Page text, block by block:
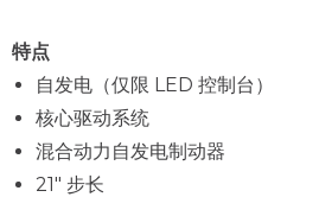
特点
自发电（仅限 LED 控制台）
核心驱动系统
混合动力自发电制动器
21" 步长